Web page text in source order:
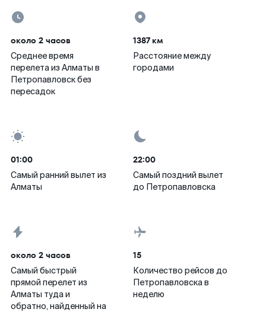
около 2 часов
Среднее время
перелета из Алматы в
Петропавловск без
пересадок
1387 км
Расстояние между
городами
01:00
Самый ранний вылет из
Алматы
22:00
Самый поздний вылет
до Петропавловска
около 2 часов
Самый быстрый
прямой перелет из
Алматы туда и
обратно, найденный на
15
Количество рейсов до
Петропавловска в
неделю